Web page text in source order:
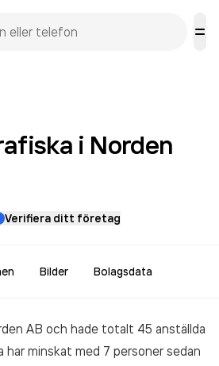
i Norden
Verifiera ditt företag
Bilder Bolagsdata
AB och hade totalt 45 anställda
har minskat med 7 personer sedan